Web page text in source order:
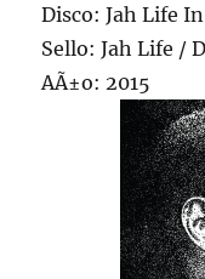
Disco: Jah Life
Sello: Jah Life /
AÃ±o: 2015